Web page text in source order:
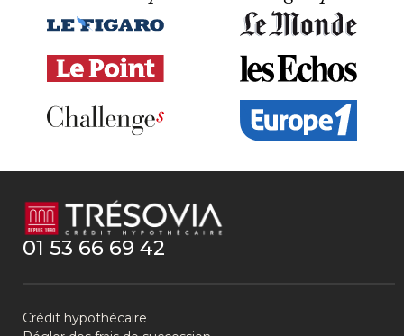
01 53 66 69 42
Crédit hypothécaire